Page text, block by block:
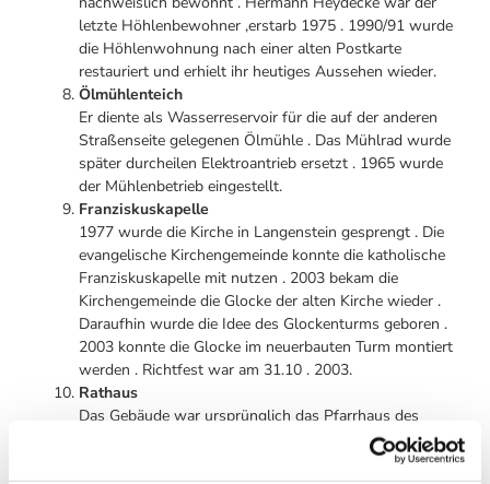
letzte Höhlenbewohner ,erstarb 1975 . 1990/91 wurde
die Höhlenwohnung nach einer alten Postkarte
restauriert und erhielt ihr heutiges Aussehen wieder.
Ölmühlenteich
Er diente als Wasserreservoir für die auf der anderen
Straßenseite gelegenen Ölmühle . Das Mühlrad wurde
später durcheilen Elektroantrieb ersetzt . 1965 wurde
der Mühlenbetrieb eingestellt.
Franziskuskapelle
1977 wurde die Kirche in Langenstein gesprengt . Die
evangelische Kirchengemeinde konnte die katholische
Franziskuskapelle mit nutzen . 2003 bekam die
Kirchengemeinde die Glocke der alten Kirche wieder .
Daraufhin wurde die Idee des Glockenturms geboren .
2003 konnte die Glocke im neuerbauten Turm montiert
werden . Richtfest war am 31.10 . 2003.
Rathaus
Das Gebäude war ursprünglich das Pfarrhaus des